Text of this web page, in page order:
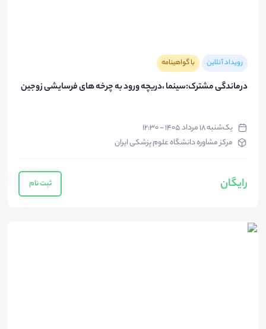
رویداد آنلاین با گواهینامه
درماندگی مشترک:سینما ،دریچه ورود به چرخه های فرسایشی زوجین
یک‌شنبه ۱۸ مرداد ۱۴۰۵ - ۱۲:۳۰
مرکز مشاوره دانشگاه علوم پزشکی ایران
رایگان ثبت نام